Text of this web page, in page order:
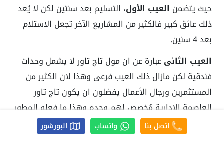
حيث يتضمن العيب الأول، التسليم بعد سنتين لكن لا يُعد
ذلك عائق كبير فالكثير من المشاريع الآخر تجعل الاستلام
بعد 4 سنين.
العيب الثانىعبارة عن ان مول تاج تاور لا يشمل وحدات
فندقية لكن مازال ذلك العيب فرعى وهذا لان الكثير من
المستثمرين ورجال الأعمال يفضلون ان يكون تاج تاور
العاصمة الادارية مُخصص لهم وحده وهذا ما فعله المطور
العقارى حيث خَصص أدوار متعددة للوحدات الادارية فقط.
اتصل بنا واتساب البورشور